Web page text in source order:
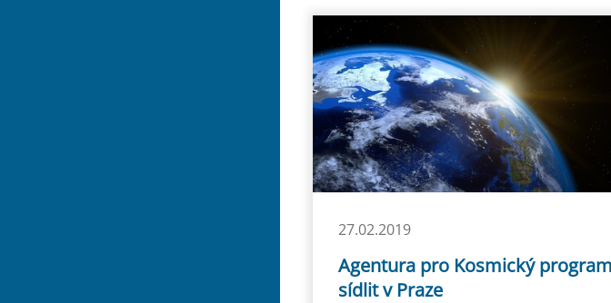
27.02.2019
Agentura pro Kosmický
sídlit v Praze